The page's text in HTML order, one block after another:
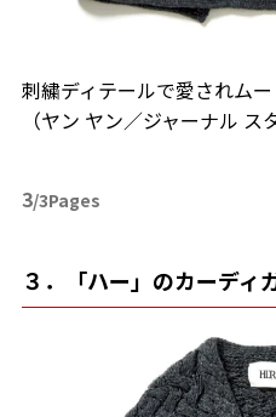
刺繍ディテールで愛されム
（ヤン ヤン／ジャーナル ス
3/3Pages
３．「ハー」のカーディ